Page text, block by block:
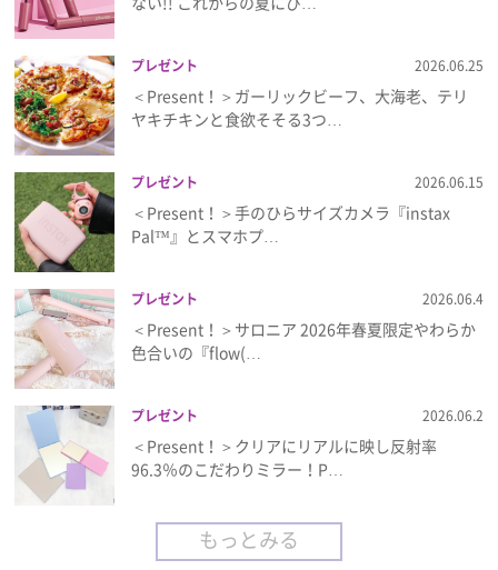
プレゼント 2026.06.25
＜Present！＞ガーリックビーフ、大海老、テリ
ヤキチキンと食欲そそる3つ…
プレゼント 2026.06.15
＜Present！＞手のひらサイズカメラ『instax
Pal™』とスマホプ…
プレゼント 2026.06.4
＜Present！＞サロニア 2026年春夏限定やわらか
色合いの『flow(…
プレゼント 2026.06.2
＜Present！＞クリアにリアルに映し反射率
96.3％のこだわりミラー！P…
もっとみる